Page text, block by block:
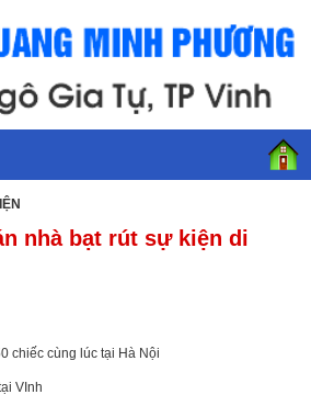
nhà bạt rút sự kiện di
chiếc cùng lúc tại Hà Nội
VInh